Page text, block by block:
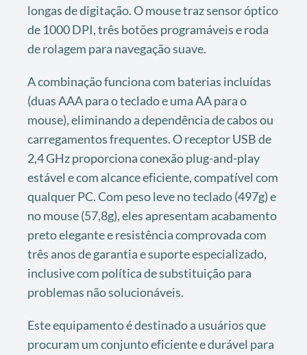
longas de digitação. O mouse traz sensor óptico
de 1000 DPI, três botões programáveis e roda
de rolagem para navegação suave.
A combinação funciona com baterias incluídas
(duas AAA para o teclado e uma AA para o
mouse), eliminando a dependência de cabos ou
carregamentos frequentes. O receptor USB de
2,4 GHz proporciona conexão plug-and-play
estável e com alcance eficiente, compatível com
qualquer PC. Com peso leve no teclado (497g) e
no mouse (57,8g), eles apresentam acabamento
preto elegante e resistência comprovada com
três anos de garantia e suporte especializado,
inclusive com política de substituição para
problemas não solucionáveis.
Este equipamento é destinado a usuários que
procuram um conjunto eficiente e durável para